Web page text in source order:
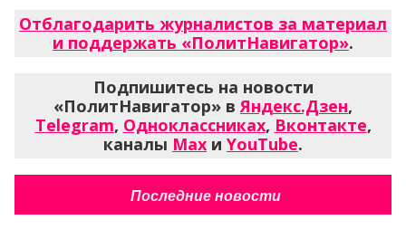
Отблагодарить журналистов за материал
и поддержать «ПолитНавигатор».
Подпишитесь на новости
«ПолитНавигатор» вЯндекс.Дзен,
Telegram, Одноклассниках, Вконтакте,
каналы Max и YouTube.
Последние новости